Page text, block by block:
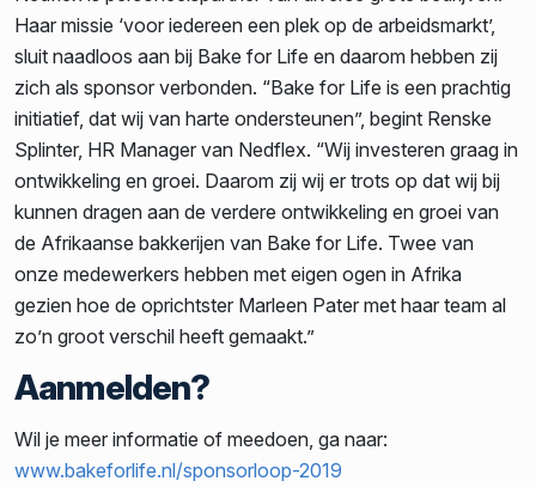
Haar missie ‘voor iedereen een plek op de arbeidsmarkt’,
sluit naadloos aan bij Bake for Life en daarom hebben zij
zich als sponsor verbonden. “Bake for Life is een prachtig
initiatief, dat wij van harte ondersteunen”, begint Renske
Splinter, HR Manager van Nedflex. “Wij investeren graag in
ontwikkeling en groei. Daarom zij wij er trots op dat wij bij
kunnen dragen aan de verdere ontwikkeling en groei van
de Afrikaanse bakkerijen van Bake for Life. Twee van
onze medewerkers hebben met eigen ogen in Afrika
gezien hoe de oprichtster Marleen Pater met haar team al
zo’n groot verschil heeft gemaakt.”
Aanmelden?
Wil je meer informatie of meedoen, ga naar:
www.bakeforlife.nl/sponsorloop-2019